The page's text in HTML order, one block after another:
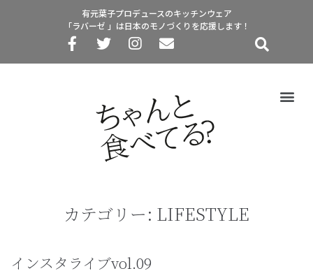
有元葉子プロデュースのキッチンウェア
「ラバーゼ 」は日本のモノづくりを応援します！
カテゴリー: LIFESTYLE
インスタライブvol.09